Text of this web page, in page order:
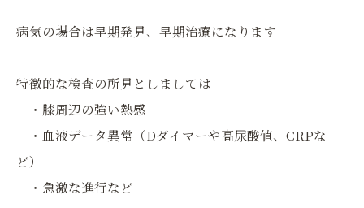
病気の場合は早期発見、早期治療になります
特徴的な検査の所見としましては
・膝周辺の強い熱感
・血液データ異常（Dダイマーや高尿酸値、CRPな
ど）
・急激な進行など